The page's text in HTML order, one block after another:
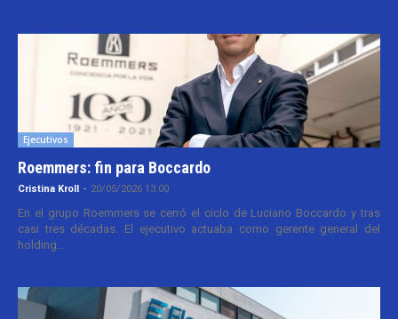
Ejecutivos
Roemmers: fin para Boccardo
Cristina Kroll - 20/05/2026 13:00
En el grupo Roemmers se cerró el ciclo de Luciano Boccardo y tras
casi tres décadas. El ejecutivo actuaba como gerente general del
holding...